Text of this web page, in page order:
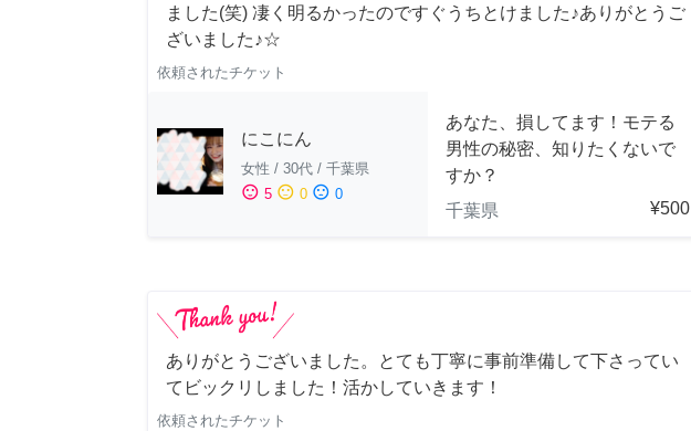
ました(笑) 凄く明るかったのですぐうちとけました♪ありがとうご
ざいました♪☆
依頼されたチケット
にこにん
女性 / 30代 / 千葉県
sentiment_satisfied 5 sentiment_neutral 0 sentiment_dissatisfied 0
あなた、損してます！モテる
男性の秘密、知りたくないで
すか？
千葉県
¥500
ありがとうございました。とても丁寧に事前準備して下さってい
てビックリしました！活かしていきます！
依頼されたチケット